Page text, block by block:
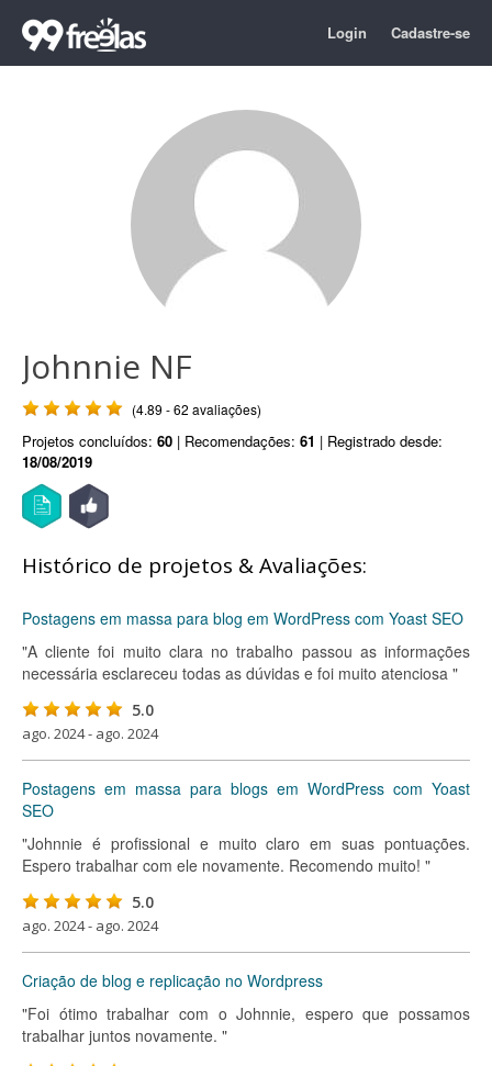
Login Cadastre-se
Johnnie NF
(4.89 - 62 avaliações)
Projetos concluídos: 60 | Recomendações: 61 | Registrado desde:
18/08/2019
Histórico de projetos & Avaliações:
Postagens em massa para blog em WordPress com Yoast SEO
"A cliente foi muito clara no trabalho passou as informações
necessária esclareceu todas as dúvidas e foi muito atenciosa "
5.0
ago. 2024 - ago. 2024
Postagens em massa para blogs em WordPress com Yoast
SEO
"Johnnie é profissional e muito claro em suas pontuações.
Espero trabalhar com ele novamente. Recomendo muito! "
5.0
ago. 2024 - ago. 2024
Criação de blog e replicação no Wordpress
"Foi ótimo trabalhar com o Johnnie, espero que possamos
trabalhar juntos novamente. "